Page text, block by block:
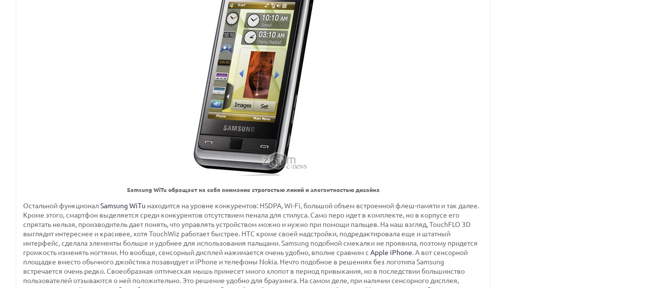
Samsung WiTu обращает на себя внимание строгостью линий и элегантностью дизайна
Остальной функционалSamsung WiTu находится на уровне конкурентов: HSDPA, Wi-Fi, большой объем встроенной флеш-памяти и так далее.
Кроме этого, смартфон выделяется среди конкурентов отсутствием пенала для стилуса. Само перо идет в комплекте, но в корпусе его
спрятать нельзя, производитель дает понять, что управлять устройством можно и нужно при помощи пальцев. На наш взгляд, TouchFLO 3D
выглядит интереснее и красивее, хотя TouchWiz работает быстрее. HTC кроме своей надстройки, подредактировала еще и штатный
интерфейс, сделала элементы больше и удобнее для использования пальцами. Samsung подобной смекалки не проявила, поэтому придется
громкость изменять ногтями. Но вообще, сенсорный дисплей нажимается очень удобно, вполне сравним с Apple iPhone. А вот сенсорной
площадке вместо обычного джойстика позавидует и iPhone и телефоны Nokia. Нечто подобное в решениях без логотипа Samsung
встречается очень редко. Своеобразная оптическая мышь принесет много хлопот в период привыкания, но в последствии большинство
пользователей отзываются о ней положительно. Это решение удобно для браузинга. На самом деле, при наличии сенсорного дисплея,